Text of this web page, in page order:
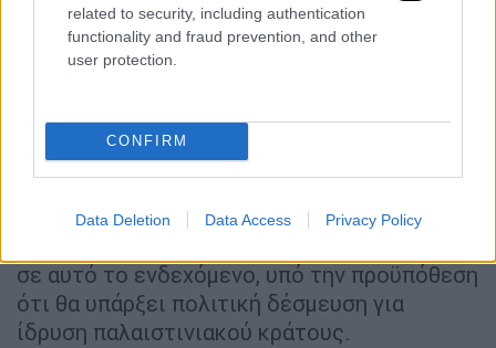
related to security, including authentication
functionality and fraud prevention, and other
user protection.
CONFIRM
Data Deletion Data Access Privacy Policy
Μετά την εκεχειρία του Οκτωβρίου,
Ισραήλ διατηρεί τον έλεγχοσε περισσότερο
από το μισό έδαφος της Γάζας, ενώ η Χαμάς
δύο εκατομμύρια άνθρωποι, πολλοί εκ των
οποίων έμειναν άστεγοι λόγω των διετών
έχει απορρίψει δημόσια τον αφοπλισμό
σε αυτό το ενδεχόμενο, υπό την προϋπόθεση
ότι θα υπάρξει πολιτική δέσμευση για
ίδρυση παλαιστινιακού κράτους.